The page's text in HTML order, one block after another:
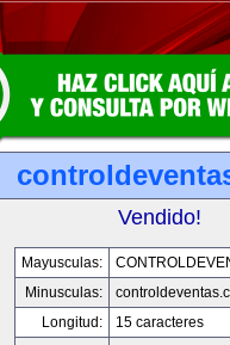
Vendido!
Mayusculas:
Minusculas:
Longitud:
15 caracteres